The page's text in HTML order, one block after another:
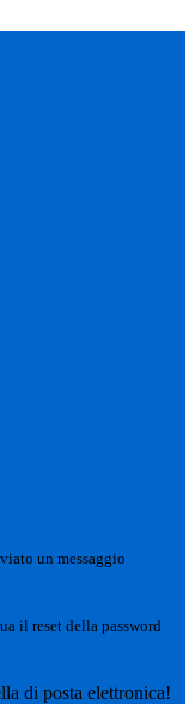
un messaggio
il reset della password
di posta elettronica!